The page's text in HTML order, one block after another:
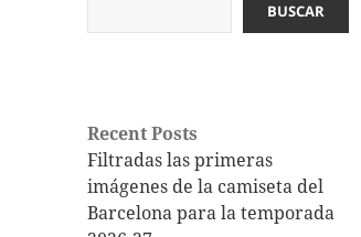
BUSCAR
Recent Posts
Filtradas las primeras
imágenes de la camiseta del
Barcelona para la temporada